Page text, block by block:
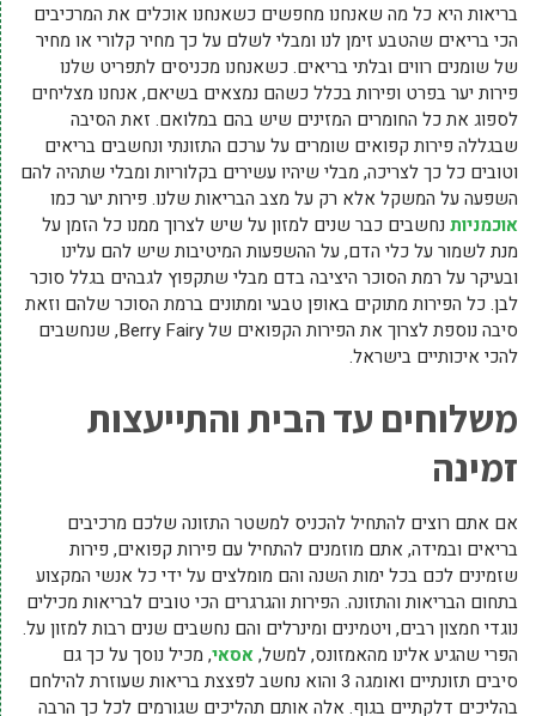
בריאות היא כל מה שאנחנו מחפשים כשאנחנו אוכלים את המרכיבים
הכי בריאים שהטבע זימן לנו ומבלי לשלם על כך מחיר קלורי או מחיר
של שומנים רווים ובלתי בריאים. כשאנחנו מכניסים לתפריט שלנו
פירות יער בפרט ופירות בכלל כשהם נמצאים בשיאם, אנחנו מצליחים
לספוג את כל החומרים המזינים שיש בהם במלואם. זאת הסיבה
שבגללה פירות קפואים שומרים על ערכם התזונתי ונחשבים בריאים
וטובים כל כך לצריכה, מבלי שיהיו עשירים בקלוריות ומבלי שתהיה להם
השפעה על המשקל אלא רק על מצב הבריאות שלנו. פירות יער כמו
אוכמניות נחשבים כבר שנים למזון על שיש לצרוך ממנו כל הזמן על
מנת לשמור על כלי הדם, על ההשפעות המיטיבות שיש להם עלינו
ובעיקר על רמת הסוכר היציבה בדם מבלי שתקפוץ לגבהים בגלל סוכר
לבן. כל הפירות מתוקים באופן טבעי ומתונים ברמת הסוכר שלהם וזאת
סיבה נוספת לצרוך את הפירות הקפואים של Berry Fairy, שנחשבים
להכי איכותיים בישראל.
משלוחים עד הבית והתייעצות
זמינה
אם אתם רוצים להתחיל להכניס למשטר התזונה שלכם מרכיבים
בריאים ובמידה, אתם מוזמנים להתחיל עם פירות קפואים, פירות
שזמינים לכם בכל ימות השנה והם מומלצים על ידי כל אנשי המקצוע
בתחום הבריאות והתזונה. הפירות והגרגרים הכי טובים לבריאות מכילים
נוגדי חמצון רבים, ויטמינים ומינרלים והם נחשבים שנים רבות למזון על.
הפרי שהגיע אלינו מהאמזונס, למשל,אסאי, מכיל נוסך על כך גם
סיבים תזונתיים ואומגה 3 והוא נחשב לפצצת בריאות שעוזרת להילחם
בהליכים דלקתיים בגוף. אלה אותם תהליכים שגורמים לכל כך הרבה